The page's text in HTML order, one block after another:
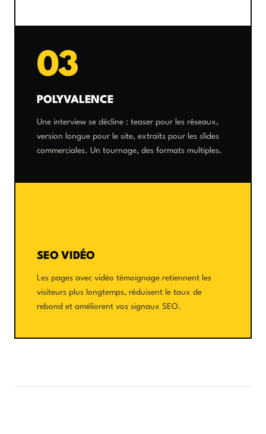
03
POLYVALENCE
Une interview se décline : teaser pour les réseaux,
version longue pour le site, extraits pour les slides
commerciales. Un tournage, des formats multiples.
SEO VIDÉO
Les pages avec vidéo témoignage retiennent les
visiteurs plus longtemps, réduisent le taux de
rebond et améliorent vos signaux SEO.